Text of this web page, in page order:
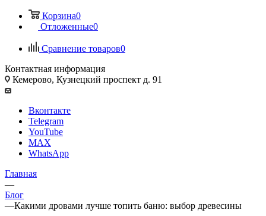
Корзина0
Отложенные0
Сравнение товаров0
Контактная информация
Кемерово, Кузнецкий проспект д. 91
Вконтакте
Telegram
YouTube
MAX
WhatsApp
Главная
—
Блог
—Какими дровами лучше топить баню: выбор древесины